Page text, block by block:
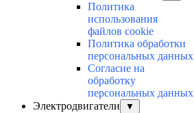
Политика
использования
файлов cookie
Политика обработки
персональных данных
Согласие на
обработку
персональных данных
Электродвигатели
▼